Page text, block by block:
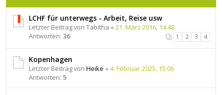
LCHF für unterwegs - Arbeit, Reise usw
Letzter Beitrag von Tabitha « 21. März 2016, 14:48
Antworten: 36 1 2 3 4
Kopenhagen
Letzter Beitrag von Heike « 4. Februar 2025, 15:06
Antworten: 5